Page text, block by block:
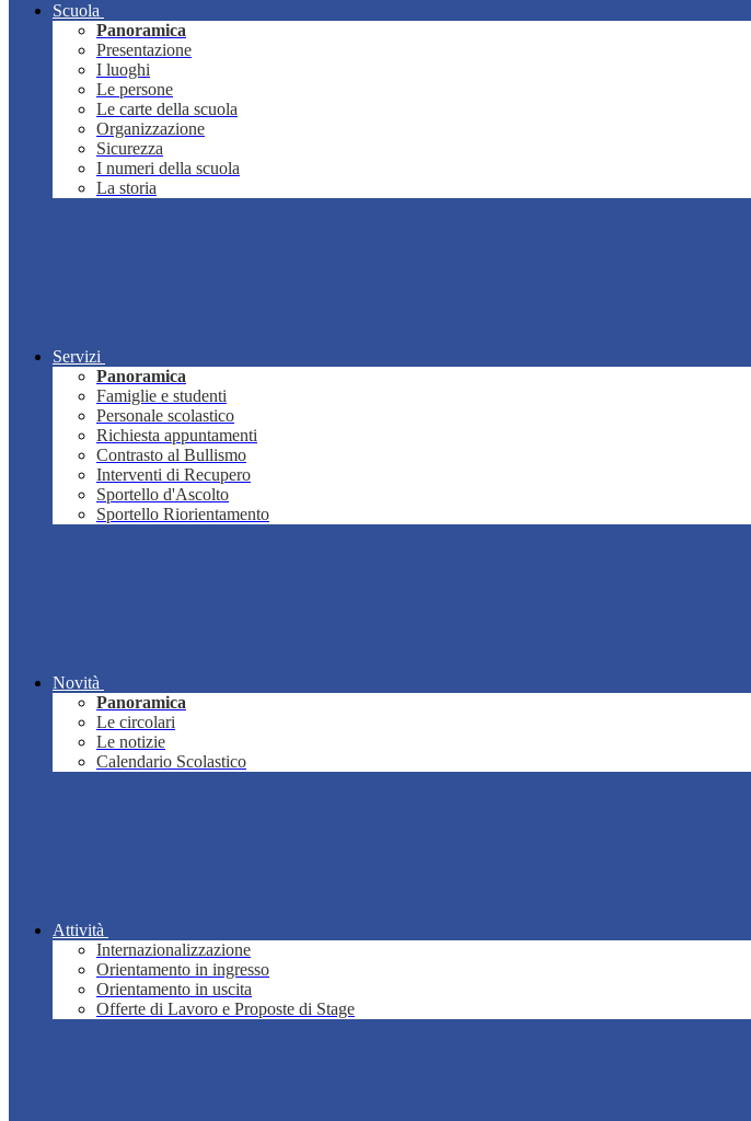
Scuola
Panoramica
Presentazione
I luoghi
Le persone
Le carte della scuola
Organizzazione
Sicurezza
I numeri della scuola
La storia
Servizi
Panoramica
Famiglie e studenti
Personale scolastico
Richiesta appuntamenti
Contrasto al Bullismo
Interventi di Recupero
Sportello d'Ascolto
Sportello Riorientamento
Novità
Panoramica
Le circolari
Le notizie
Calendario Scolastico
Attività
Internazionalizzazione
Orientamento in ingresso
Orientamento in uscita
Offerte di Lavoro e Proposte di Stage